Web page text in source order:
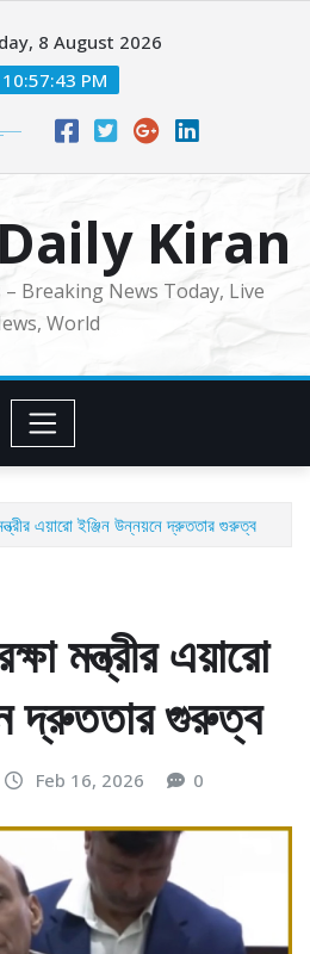
8 August 2026
10:57:44 PM
Kiran
Breaking News Today, Live
World
এয়ারো ইঞ্জিন উন্নয়নে দ্রুততার গুরুত্ব
মন্ত্রীর এয়ারো
দ্রুততার গুরুত্ব
Feb 16, 2026 0